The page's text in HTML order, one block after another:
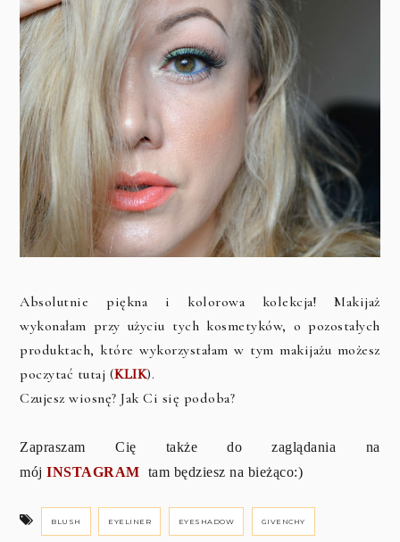
Absolutnie piękna i kolorowa kolekcja! Makijaż
wykonałam przy użyciu tych kosmetyków, o pozostałych
produktach, które wykorzystałam w tym makijażu możesz
poczytać tutaj (KLIK).
Czujesz wiosnę? Jak Ci się podoba?
Zapraszam Cię także do zaglądania na
mójINSTAGRAM tam będziesz na bieżąco:)
BLUSH EYELINER EYESHADOW GIVENCHY